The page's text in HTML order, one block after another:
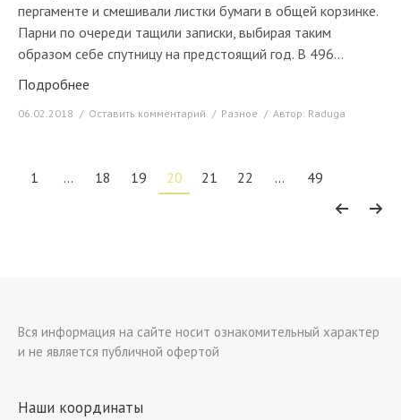
пергаменте и смешивали листки бумаги в общей корзинке.
Парни по очереди тащили записки, выбирая таким
образом себе спутницу на предстоящий год. В 496…
Подробнее
06.02.2018 Оставить комментарий Разное Автор: Raduga
1 … 18 19 20 21 22 … 49
Вся информация на сайте носит ознакомительный характер
и не является публичной офертой
Наши координаты